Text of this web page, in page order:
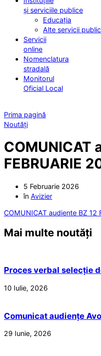
și serviciile publice
Educația
Alte servicii
Servicii
online
Nomenclatura
stradală
Monitorul
Oficial Local
Prima pagină
Noutăți
COMUNICAT
FEBRUARIE
5 Februarie 2026
în Avizier
COMUNICAT audiente BZ 12
Mai multe noutăți
Proces verbal selecție
10 Iulie, 2026
Comunicat audiențe
29 Iunie, 2026